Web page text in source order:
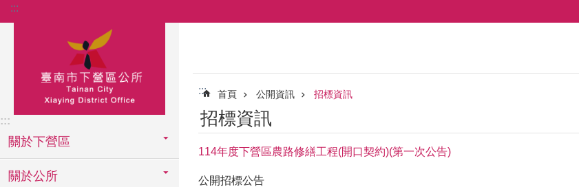
跳到主要內容區塊
:::
:::
關於下營區
關於公所
::: 首頁 公開資訊 招標資訊
招標資訊
114年度下營區農路修繕工程(開口契約)(第一次公告)
公開招標公告